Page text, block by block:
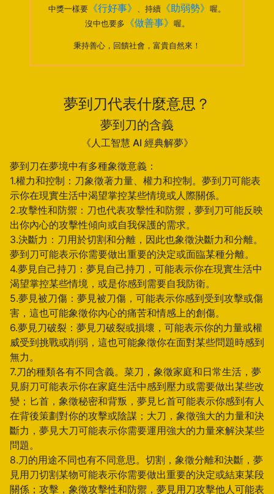
中獎一樣要 《行好事》 、持續 《助弱勢》 喔。
沒中也要多
《做善事》 喔。
秉持善心，回饋社會，富貴自然來！
夢到刀代表什麼意思？
夢到刀的含義
《人工智慧 AI 經典解夢》
夢到刀在夢境中有多種象徵意義：
1.權力和控制：刀象徵著力量、權力和控制。夢到刀可能表
示你在現實生活中渴望掌控某些情境或人際關係。
2.攻擊性和防禦：刀也代表攻擊性和防禦，夢到刀可能反映
出你內心的攻擊性傾向或自我保護的需求。
3.決斷力：刀用於切割和分離，因此也象徵決斷力和分離。
夢到刀可能表示你需要做出重要的決定或面臨某種分離。
4.夢見自己持刀：夢見自己持刀，可能表示你在現實生活中
渴望掌控某些情境，或是你感到需要自我防衛。
5.夢見被刀傷：夢見被刀傷，可能表示你感到受到攻擊或傷
害，這也可能象徵你內心的痛苦和情感上的創傷。
6.夢見刀破裂：夢見刀破裂或損壞，可能表示你的力量或權
威受到挑戰或削弱，這也可能象徵你在面對某些問題時感到
無力。
7.刀的種類各有不同含義。菜刀，象徵家庭和日常生活，夢
見廚刀可能表示你在家庭生活中感到壓力或需要做出某些改
變；匕首，象徵秘密和背叛，夢見匕首可能表示你感到有人
在背後策劃對你的攻擊或陰謀；大刀，象徵強大的力量和決
斷力，夢見大刀可能表示你需要運用強大的力量來解決某些
問題。
8.刀的用途不同也有不同意思。切割，象徵分離和決斷，夢
見用刀切割某物可能表示你需要做出重要的決定或結束某段
關係；攻擊，象徵攻擊性和防禦，夢見用刀攻擊他人可能表